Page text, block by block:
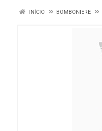
INÍCIO BOMBONIERE